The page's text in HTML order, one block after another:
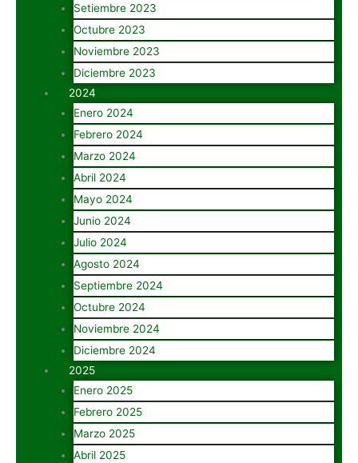
Setiembre 2023
Octubre 2023
Noviembre 2023
Diciembre 2023
2024
Enero 2024
Febrero 2024
Marzo 2024
Abril 2024
Mayo 2024
Junio 2024
Julio 2024
Agosto 2024
Septiembre 2024
Octubre 2024
Noviembre 2024
Diciembre 2024
2025
Enero 2025
Febrero 2025
Marzo 2025
Abril 2025